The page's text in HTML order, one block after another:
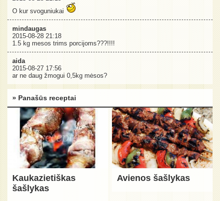
O kur svoguniukai
mindaugas
2015-08-28 21:18
1.5 kg mesos trims porcijoms???!!!!
aida
2015-08-27 17:56
ar ne daug žmogui 0,5kg mėsos?
» Panašūs receptai
Kaukazietiškas
šašlykas
Avienos šašlykas